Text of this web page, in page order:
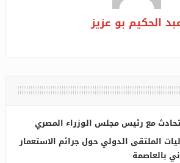
الحكيم بو عزيز
مع رئيس مجلس الوزراء المصري
الملتقى الدولي حول جرائم الاستعمار
بالعاصمة